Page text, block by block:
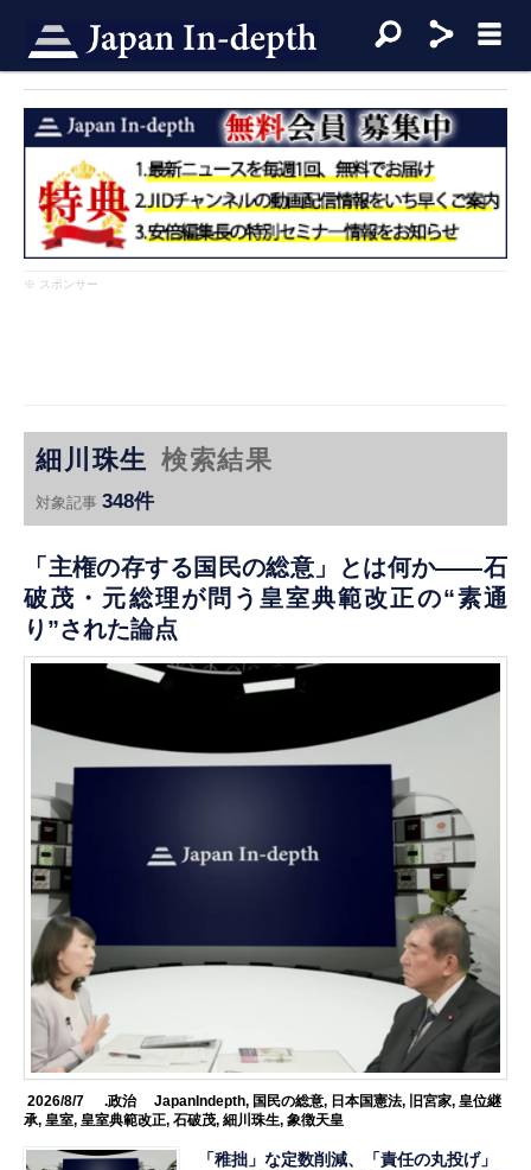
※ スポンサー
細川珠生 検索結果
対象記事348件
「主権の存する国民の総意」とは何か――石
破茂・元総理が問う皇室典範改正の“素通
り”された論点
2026/8/7 .政治 JapanIndepth, 国民の総意, 日本国憲法, 旧宮家, 皇位継
承,皇室,皇室典範改正,石破茂,細川珠生,象徴天皇
「稚拙」な定数削減、「責任の丸投げ」